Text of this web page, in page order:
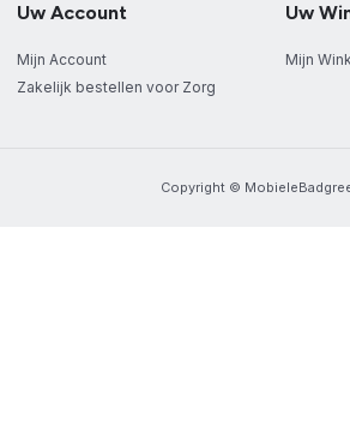
Uw Account
Mijn Account
Zakelijk bestellen voor Zorg
Uw
Mijn
Copyright ©